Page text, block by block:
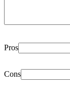
Pros
Cons